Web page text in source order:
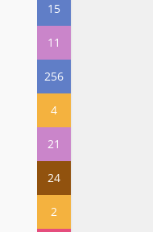
15
11
256
4
21
24
2